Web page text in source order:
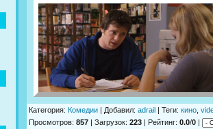
Категория: Комедии | Добавил: adrail | Теги: кино
Просмотров: 857 | Загрузок: 223 | Рейтинг: 0.0/0 |